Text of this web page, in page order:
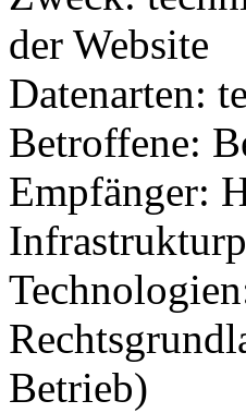
der Website
Datenarten:
Betroffene:
Empfänger:
Betrieb)